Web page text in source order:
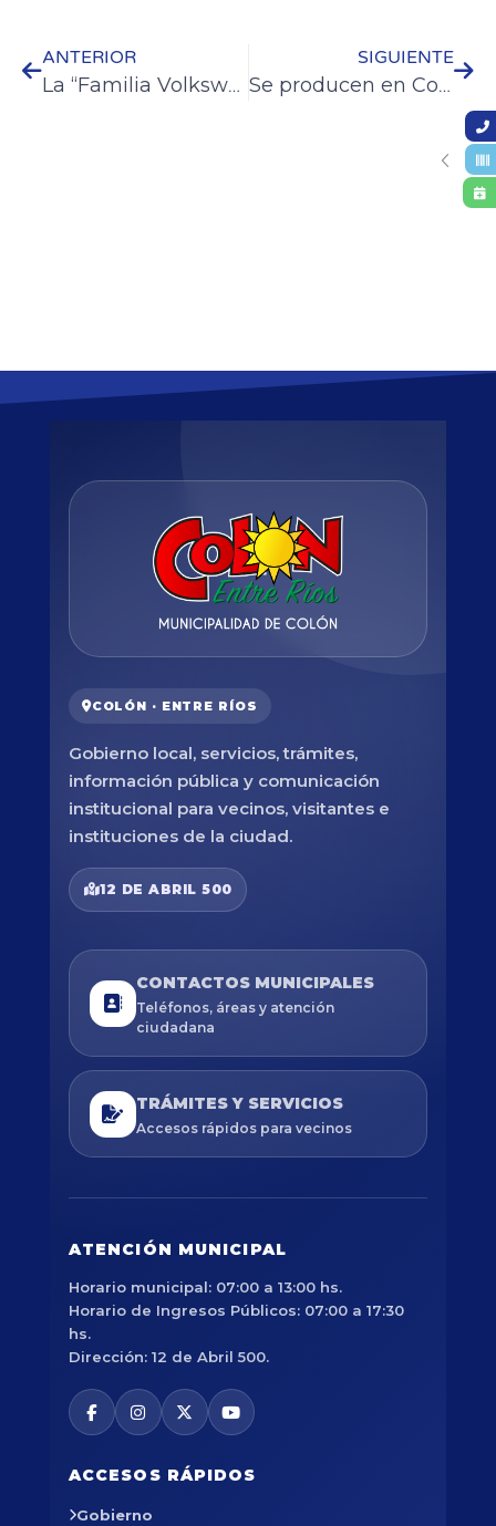
ANTERIOR
La “Familia Volkswagen” tuvo su Encuentro Internacional en el Bajo Parque
SIGUIENTE
Se producen en Colón hortalizas sanas a partir de buenas prácticas agrícolas
COLÓN · ENTRE RÍOS
Gobierno local, servicios, trámites,
información pública y comunicación
institucional para vecinos, visitantes e
instituciones de la ciudad.
12 DE ABRIL 500
CONTACTOS MUNICIPALES
Teléfonos, áreas y atención
ciudadana
TRÁMITES Y SERVICIOS
Accesos rápidos para vecinos
ATENCIÓN MUNICIPAL
Horario municipal: 07:00 a 13:00 hs.
Horario de Ingresos Públicos: 07:00 a 17:30
hs.
Dirección: 12 de Abril 500.
ACCESOS RÁPIDOS
Gobierno